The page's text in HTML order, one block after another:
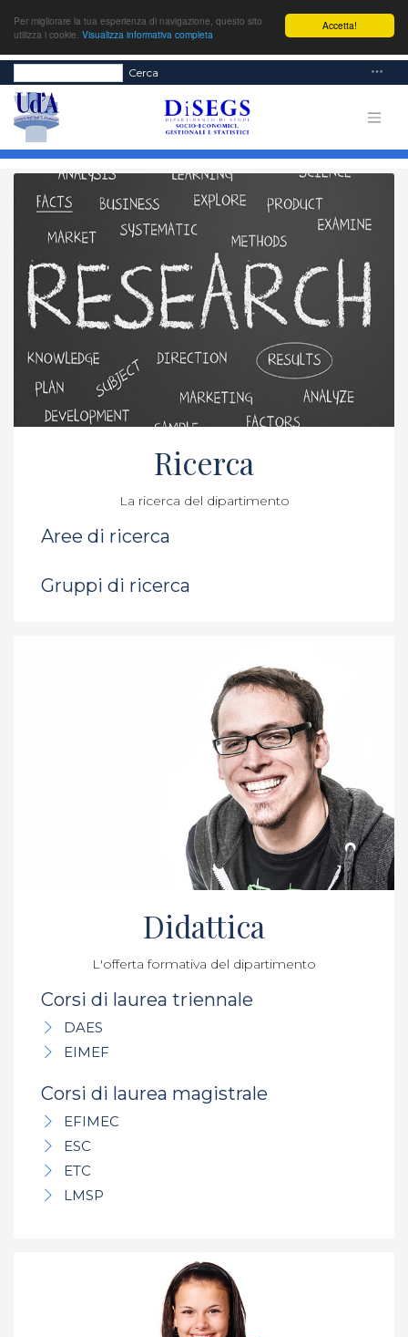
Accetta!
Per migliorare la tua esperienza di navigazione, questo sito
utilizza i cookie. Visualizza informativa completa
Cerca
Ricerca
La ricerca del dipartimento
Aree di ricerca
Gruppi di ricerca
Didattica
L'offerta formativa del dipartimento
Corsi di laurea triennale
DAES
EIMEF
Corsi di laurea magistrale
EFIMEC
ESC
ETC
LMSP